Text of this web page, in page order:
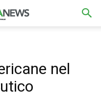
nel